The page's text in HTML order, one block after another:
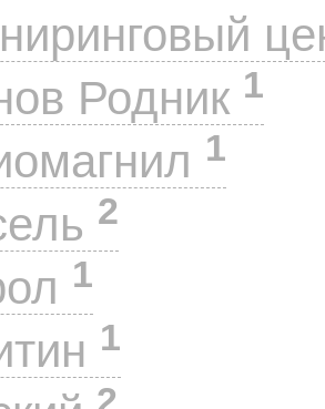
Родник 1
1
2
1
1
2